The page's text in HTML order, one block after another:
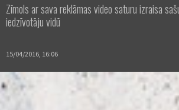
Zīmols ar sava reklāmas video saturu izraisa
iedzīvotāju vidū
15/04/2016, 16:06